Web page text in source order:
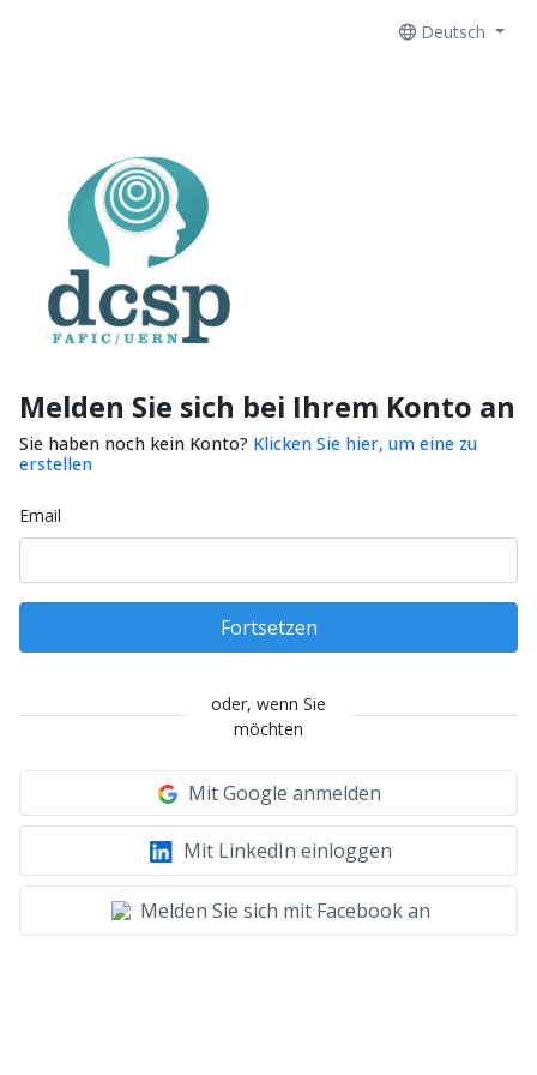
Deutsch
Melden Sie sich bei Ihrem Konto an
Sie haben noch kein Konto? Klicken Sie hier, um eine zu
erstellen
Email
Fortsetzen
oder, wenn Sie
möchten
Mit Google anmelden
Mit LinkedIn einloggen
Melden Sie sich mit Facebook an